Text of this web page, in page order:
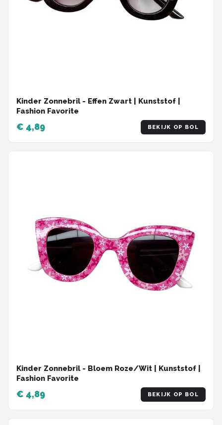
Kinder Zonnebril - Effen Zwart | Kunststof |
Fashion Favorite
€ 4,89 BEKIJK OP BOL
Kinder Zonnebril - Bloem Roze/Wit | Kunststof |
Fashion Favorite
€ 4,89 BEKIJK OP BOL